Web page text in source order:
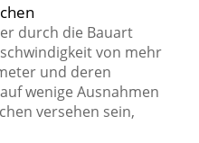
durch die Bauart
von mehr
und deren
wenige Ausnahmen
versehen sein,